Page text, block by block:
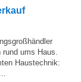
ums Haus.
Haustechnik: